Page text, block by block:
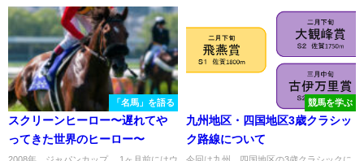
「名馬」を語る
スクリーンヒーロー〜遅れてや
ってきた世界のヒーロー〜
競馬を学ぶ
九州地区・四国地区3歳クラシッ
ク路線について